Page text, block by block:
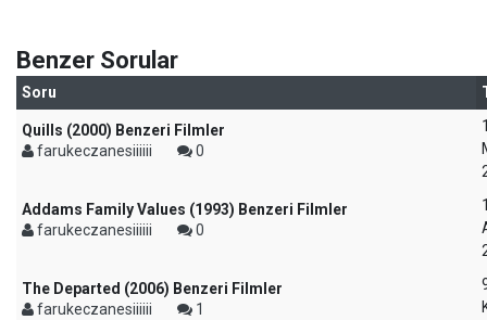
Benzer Sorular
Soru
Quills (2000) Benzeri Filmler
farukeczanesiiiiii
0
Addams Family Values (1993) Benzeri Filmler
farukeczanesiiiiii
0
The Departed (2006) Benzeri Filmler
farukeczanesiiiiii
1